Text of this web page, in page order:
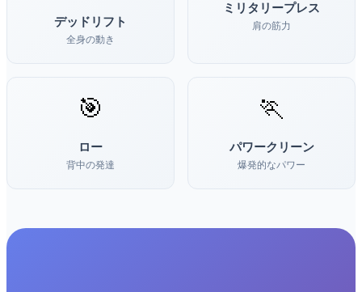
デッドリフト
全身の動き
ミリタリープレス
肩の筋力
🎯
ロー
背中の発達
🏃
パワークリーン
爆発的なパワー